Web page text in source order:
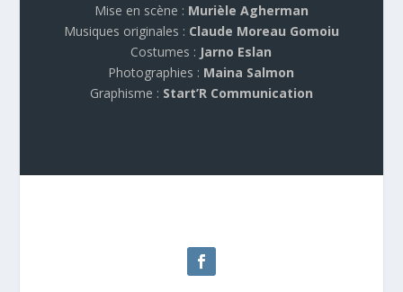
Mise en scène : Murièle Agherman
Musiques originales : Claude Moreau Gomoiu
Costumes : Jarno Eslan
Photographies : Maina Salmon
Graphisme : Start’R Communication